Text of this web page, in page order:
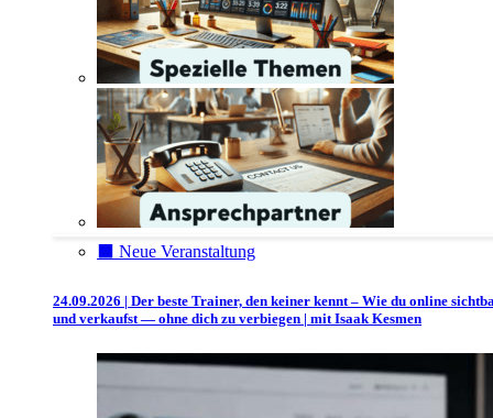
⬛️ Neue Veranstaltung
24.09.2026 | Der beste Trainer, den keiner kennt – Wie du online
und verkaufst — ohne dich zu verbiegen | mit Isaak Kesmen